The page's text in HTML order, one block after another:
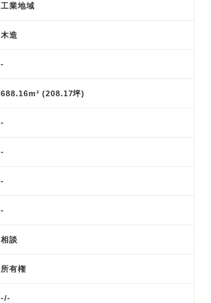
工業地域
木造
-
688.16m² (208.17坪)
-
-
-
-
相談
所有権
-/-